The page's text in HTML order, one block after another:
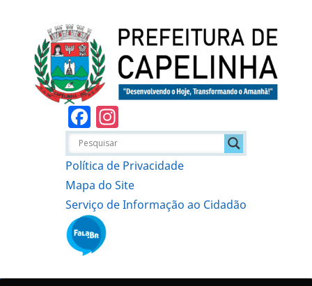
Facebook
Política de Privacidade
Mapa do Site
Serviço de Informação ao Cidadão